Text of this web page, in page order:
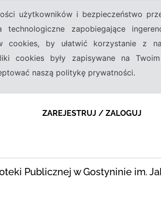
użytkowników i bezpieczeństwo
technologiczne zapobiegające
cookies, by ułatwić korzystanie z
cookies były zapisywane na
naszą politykę prywatności.
ZAREJESTRUJ / ZALOGUJ
Publicznej w Gostyninie im.